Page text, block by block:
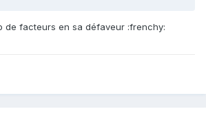
de facteurs en sa défaveur :frenchy: